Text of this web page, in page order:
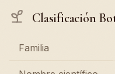
Clasificación
Familia